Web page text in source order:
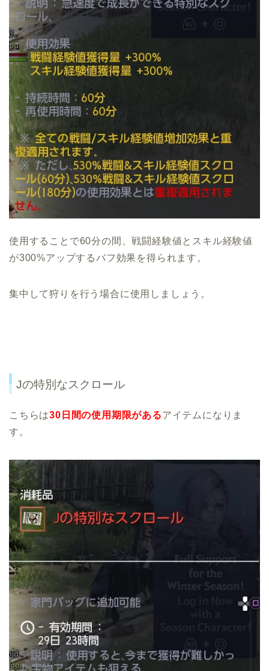
使用することで60分の間、戦闘経験値とスキル経験値
が300%アップするバフ効果を得られます。
集中して狩りを行う場合に使用しましょう。
Jの特別なスクロール
こちらは30日間の使用期限があるアイテムになりま
す。